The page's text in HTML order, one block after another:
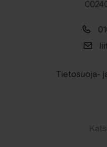
Tietosuoja-